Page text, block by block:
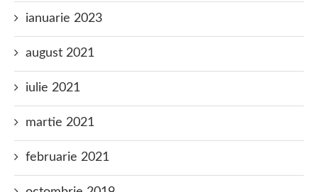
ianuarie 2023
august 2021
iulie 2021
martie 2021
februarie 2021